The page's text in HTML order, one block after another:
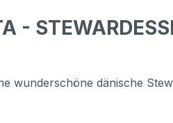
wunderschöne dänische